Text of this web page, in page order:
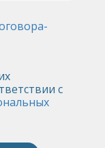
с